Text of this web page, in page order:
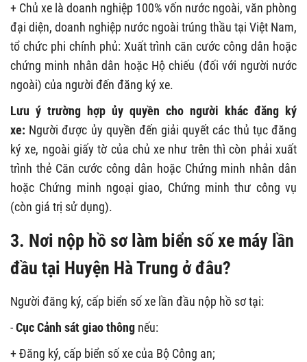
+ Chủ xe là doanh nghiệp 100% vốn nước ngoài, văn phòng
đại diện, doanh nghiệp nước ngoài trúng thầu tại Việt Nam,
tổ chức phi chính phủ: Xuất trình căn cước công dân hoặc
chứng minh nhân dân hoặc Hộ chiếu (đối với người nước
ngoài) của người đến đăng ký xe.
Lưu ý trường hợp ủy quyền cho người khác đăng ký
xe: Người được ủy quyền đến giải quyết các thủ tục đăng
ký xe, ngoài giấy tờ của chủ xe như trên thì còn phải xuất
trình thẻ Căn cước công dân hoặc Chứng minh nhân dân
hoặc Chứng minh ngoại giao, Chứng minh thư công vụ
(còn giá trị sử dụng).
3. Nơi nộp hồ sơ làm biển số xe máy lần
đầu tại Huyện Hà Trung ở đâu?
Người đăng ký, cấp biển số xe lần đầu nộp hồ sơ tại:
-Cục Cảnh sát giao thông nếu:
+ Đăng ký, cấp biển số xe của Bộ Công an;